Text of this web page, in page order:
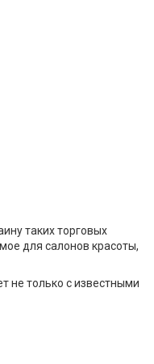
таких торговых
для салонов красоты,
не только с известными